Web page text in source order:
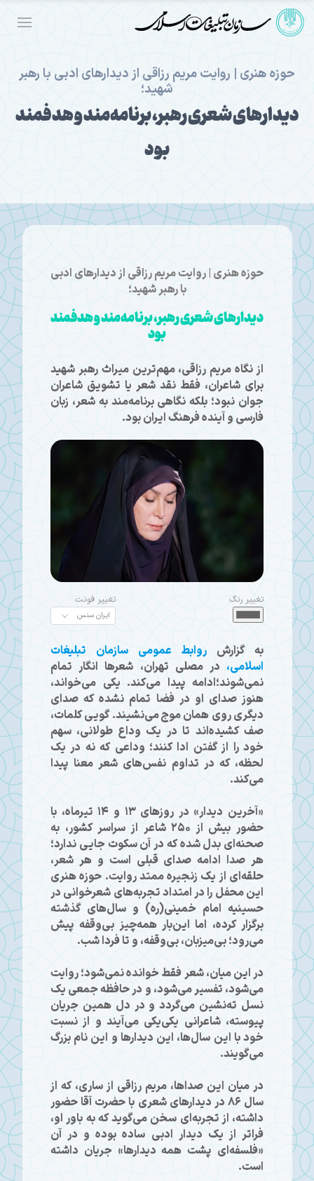
حوزه هنری | روایت مریم رزاقی از دیدارهای ادبی با رهبر
شهید؛
دیدارهای شعری رهبر، برنامه‌مند و هدفمند
بود
حوزه هنری | روایت مریم رزاقی از دیدارهای ادبی
با رهبر شهید؛
دیدارهای شعری رهبر، برنامه‌مند و هدفمند
بود
از نگاه مریم رزاقی، مهم‌ترین میراث رهبر شهید
برای شاعران، فقط نقد شعر یا تشویق شاعران
جوان نبود؛ بلکه نگاهی برنامه‌مند به شعر، زبان
فارسی و آینده فرهنگ ایران بود.
تغییر رنگ تغییر فونت
به گزارش روابط عمومی سازمان تبلیغات
اسلامی، در مصلی تهران، شعرها انگار تمام
نمی‌شوند؛ادامه پیدا می‌کند. یکی می‌خواند،
هنوز صدای او در فضا تمام نشده که صدای
دیگری روی همان موج می‌نشیند. گویی کلمات،
صف کشیده‌اند تا در یک وداع طولانی، سهم
خود را از گفتن ادا کنند؛ وداعی که نه در یک
لحظه، که در تداوم نفس‌های شعر معنا پیدا
می‌کند.
«آخرین دیدار» در روزهای ۱۳ و ۱۴ تیرماه، با
حضور بیش از ۲۵۰ شاعر از سراسر کشور، به
صحنه‌ای بدل شده که در آن سکوت جایی ندارد؛
هر صدا ادامه صدای قبلی است و هر شعر،
حلقه‌ای از یک زنجیره ممتد روایت. حوزه هنری
این محفل را در امتداد تجربه‌های شعرخوانی در
حسینیه امام خمینی(ره) و سال‌های گذشته
برگزار کرده، اما این‌بار همه‌چیز بی‌وقفه پیش
می‌رود؛ بی‌میزبان، بی‌وقفه، و تا فردا شب.
در این میان، شعر فقط خوانده نمی‌شود؛ روایت
می‌شود، تفسیر می‌شود، و در حافظه جمعی یک
نسل ته‌نشین می‌گردد و در دل همین جریان
پیوسته، شاعرانی یکی‌یکی می‌آیند و از نسبت
خود با این سال‌ها، این دیدارها و این نام بزرگ
می‌گویند.
در میان این صداها، مریم رزاقی از ساری، که از
سال ۸۶ در دیدارهای شعری با حضرت آقا حضور
داشته، از تجربه‌ای سخن می‌گوید که به باور او،
فراتر از یک دیدار ادبی ساده بوده و در آن
«فلسفه‌ای پشت همه دیدارها» جریان داشته
است.